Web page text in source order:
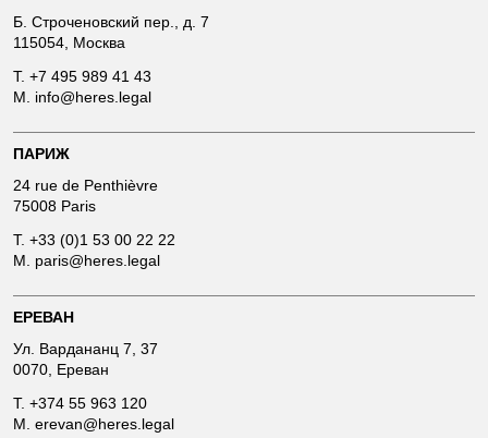
Б. Строченовский пер., д. 7
115054, Москва
T. +7 495 989 41 43
M. info@heres.legal
ПАРИЖ
24 rue de Penthièvre
75008 Paris
T. +33 (0)1 53 00 22 22
M. paris@heres.legal
ЕРЕВАН
Ул. Вардананц 7, 37
0070, Ереван
T. +374 55 963 120
M. erevan@heres.legal